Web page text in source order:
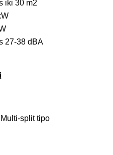
iki 30 m2
27-38 dBA
Multi-split tipo